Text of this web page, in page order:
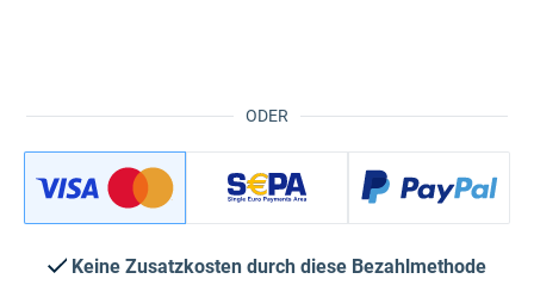
ODER
Keine Zusatzkosten durch diese Bezahlmethode